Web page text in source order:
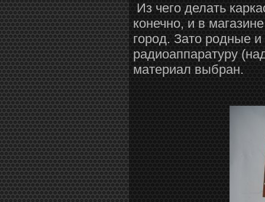
Из чего делать
конечно, и в
город. Зато родные
радиоаппаратуру
материал выбран.